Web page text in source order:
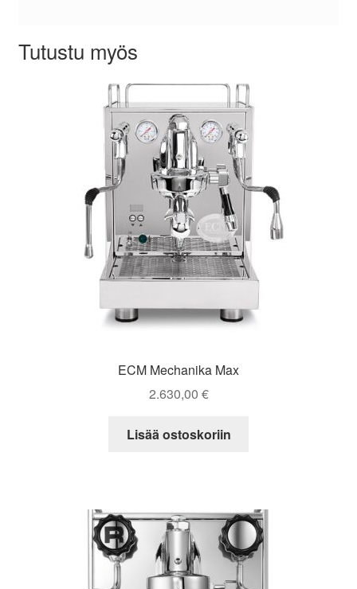
Tutustu myös
ECM Mechanika Max
2.630,00 €
Lisää ostoskoriin